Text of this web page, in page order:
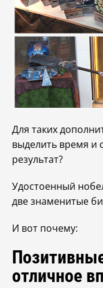
Для таких
выделить время и
результат?
Удостоенный
две знаменитые
И вот почему:
отличное